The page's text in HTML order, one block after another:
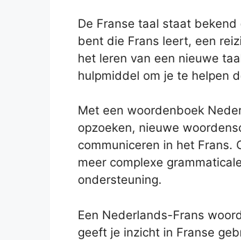
De Franse taal staat
bent die Frans leert, een
het leren van een nieuwe
hulpmiddel om je te helpen
Met een woordenboek
opzoeken, nieuwe
communiceren in het Frans.
meer complexe
ondersteuning.
Een Nederlands-Frans
geeft je inzicht in Franse